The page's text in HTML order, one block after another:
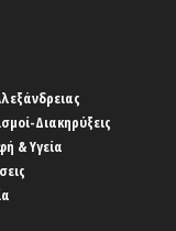
Διακηρύξεις
& Υγεία